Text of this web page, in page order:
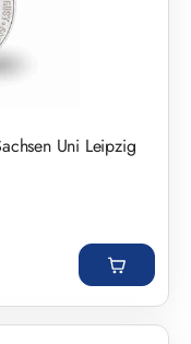
Uni Leipzig